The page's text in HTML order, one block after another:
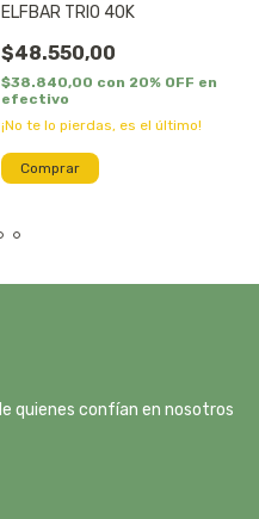
ELFBAR TRIO 40K
$48.550,00
$38.840,00 con 20% OFF en
efectivo
¡No te lo pierdas, es el último!
Comprar
quienes confían en nosotros